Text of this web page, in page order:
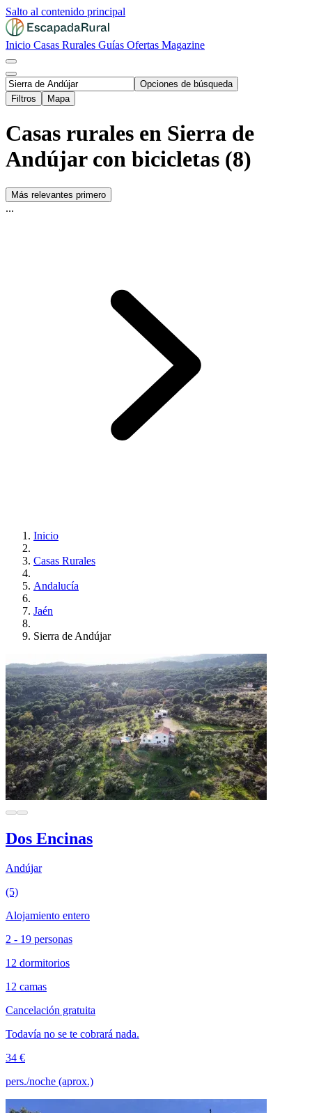
Salto al contenido principal
Inicio Casas Rurales Guías Ofertas Magazine
Opciones de búsqueda
Filtros
Mapa
Casas rurales en Sierra de
Andújar con bicicletas (8)
Más relevantes primero
...
Inicio
Casas Rurales
Andalucía
Jaén
Sierra de Andújar
Dos Encinas
Andújar
(5)
Alojamiento entero
2 - 19 personas
12 dormitorios
12 camas
Cancelación gratuita
Todavía no se te cobrará nada.
34 €
pers./noche (aprox.)